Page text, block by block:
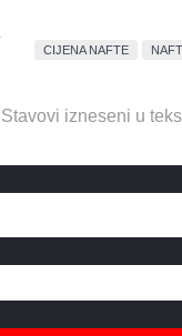
CIJENA NAFTE
Stavovi izneseni u